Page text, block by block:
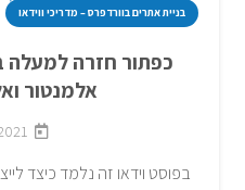
בניית אתרים בוורדפרס – מדריכי ווידאו
כפתור חזרה למעלה
אלמנטור
בפוסט וידאו זה נלמד כיצד